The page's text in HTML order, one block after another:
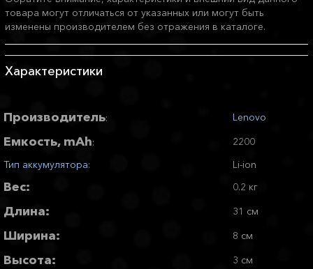
товара могут отличаться от указанных или могут быть
изменены производителем без отражения в каталоге.
Характеристики
Производитель: Lenovo
Емкость, mAh:
2200
Тип аккумулятора: Li-ion
Вес: 0.2 кг
Длина: 31 см
Ширина: 8 см
Высота: 3 см